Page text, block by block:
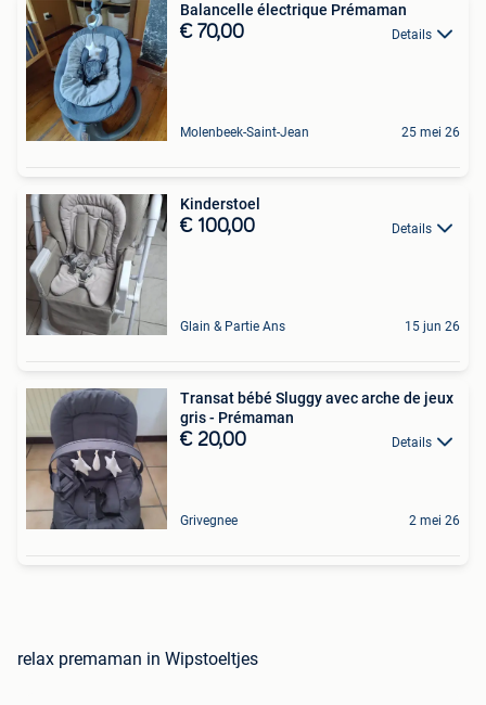
Balancelle électrique Prémaman
€ 70,00 Details
Molenbeek-Saint-Jean 25 mei 26
Kinderstoel
€ 100,00 Details
Glain & Partie Ans 15 jun 26
Transat bébé Sluggy avec arche de jeux
gris - Prémaman
€ 20,00 Details
Grivegnee 2 mei 26
relax premaman in Wipstoeltjes